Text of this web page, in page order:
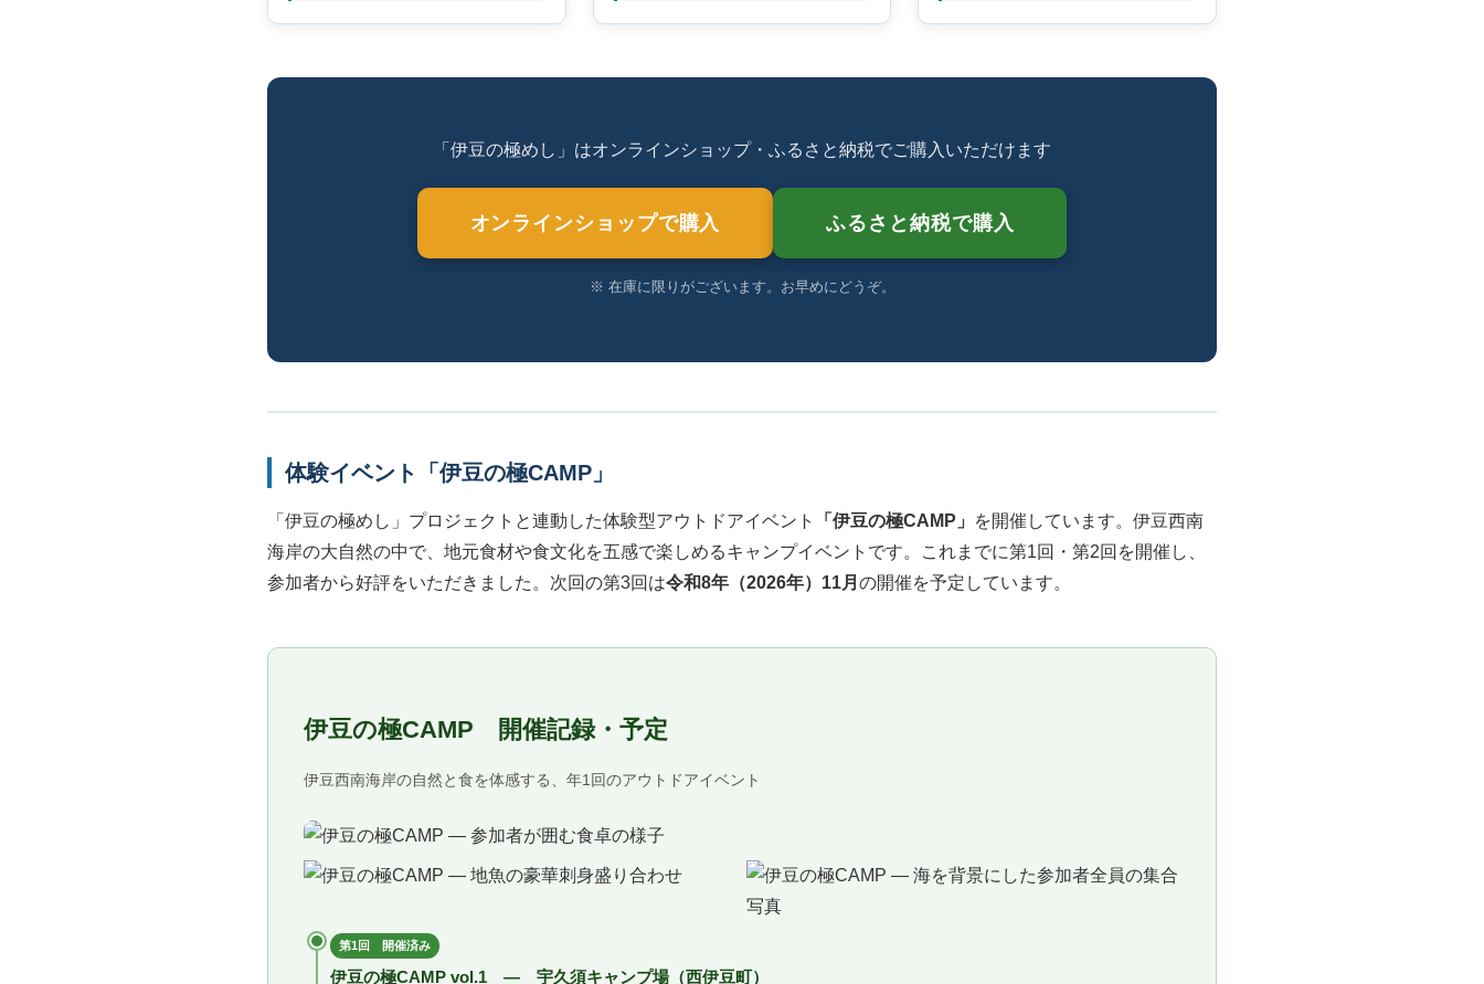
「伊豆の極めし」はオンラインショップ・ふるさと納税でご購入いただけます
オンラインショップで購入 ふるさと納税で購入
※ 在庫に限りがございます。お早めにどうぞ。
体験イベント「伊豆の極CAMP」
「伊豆の極めし」プロジェクトと連動した体験型アウトドアイベント 「伊豆の極CAMP」
を開催しています。伊豆西南
海岸の大自然の中で、地元食材や食文化を五感で楽しめるキャンプイベントです。これまでに第1回・第2回を開催し、
参加者から好評をいただきました。次回の第3回は令和8年（2026年）11月 の開催を予定しています。
伊豆の極CAMP 開催記録・予定
伊豆西南海岸の自然と食を体感する、年1回のアウトドアイベント
第1回 開催済み
伊豆の極CAMP vol.1 ― 宇久須キャンプ場（西伊豆町）